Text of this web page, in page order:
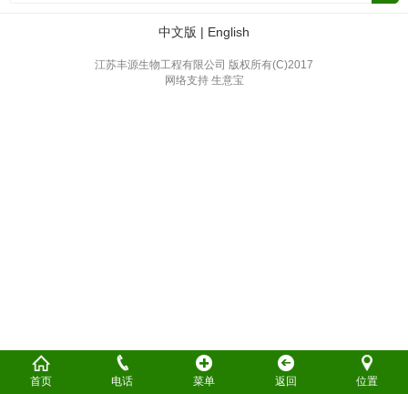
中文版 | English
江苏丰源生物工程有限公司 版权所有(C)2017
网络支持生意宝
首页 电话 菜单 返回 位置